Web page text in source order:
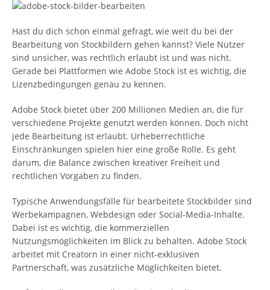
Hast du dich schon einmal gefragt, wie weit du bei der
Bearbeitung von Stockbildern gehen kannst? Viele Nutzer
sind unsicher, was rechtlich erlaubt ist und was nicht.
Gerade bei Plattformen wie Adobe Stock ist es wichtig, die
Lizenzbedingungen genau zu kennen.
Adobe Stock bietet über 200 Millionen Medien an, die für
verschiedene Projekte genutzt werden können. Doch nicht
jede Bearbeitung ist erlaubt. Urheberrechtliche
Einschränkungen spielen hier eine große Rolle. Es geht
darum, die Balance zwischen kreativer Freiheit und
rechtlichen Vorgaben zu finden.
Typische Anwendungsfälle für bearbeitete Stockbilder sind
Werbekampagnen, Webdesign oder Social-Media-Inhalte.
Dabei ist es wichtig, die kommerziellen
Nutzungsmöglichkeiten im Blick zu behalten. Adobe Stock
arbeitet mit Creatorn in einer nicht-exklusiven
Partnerschaft, was zusätzliche Möglichkeiten bietet.